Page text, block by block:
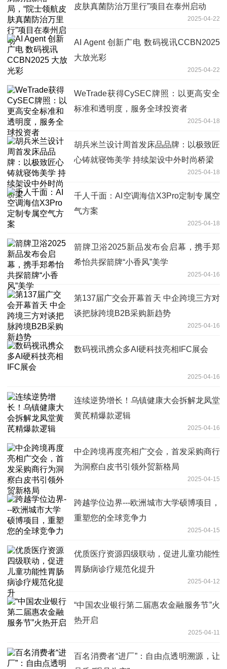
皮肤真菌防治万里行”项目在泰州启动
2025-04-22
AI Agent 创新广电 数码视讯CCBN2025
大放光彩
2025-04-22
WeTrade获得CySEC牌照：以更高安全
标准和透明度，服务全球投资者
2025-04-18
胡兵米兰设计周首发床品品牌：以极致匠
心铸就寝饰美学 持续架设中外时尚桥梁
2025-04-18
千人千面：AI空调海信X3Pro定制专属空
气方案
2025-04-18
箭牌卫浴2025新品发布会启幕，携手郑
希怡共探箭牌“小香风”美学
2025-04-16
第137届广交会开幕首天 中企跨境三方对
谈把脉跨境B2B采购新趋势
2025-04-16
数码视讯携众多AI硬科技亮相IFC展会
2025-04-16
连续逆势增长！乌镇健康大会拆解龙凤堂
黄芪精爆款逻辑
2025-04-16
中企跨境再度亮相广交会，首发采购商行
为洞察白皮书引领外贸新格局
2025-04-15
跨越学位边界---欧洲城市大学硕博项目，
重塑您的全球竞争力
2025-04-15
优质医疗资源四级联动，促进儿童功能性
胃肠病诊疗规范化提升
2025-04-12
“中国农业银行第二届惠农金融服务节”火
热开启
2025-04-11
百名消费者“进厂”：自由点透明溯源，让